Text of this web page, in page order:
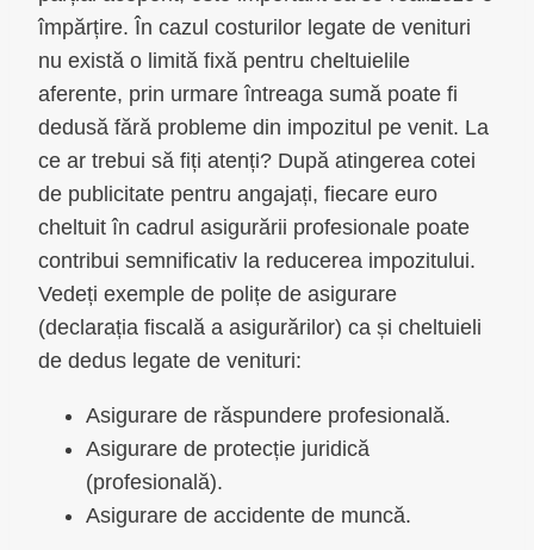
împărțire. În cazul costurilor legate de venituri
nu există o limită fixă pentru cheltuielile
aferente, prin urmare întreaga sumă poate fi
dedusă fără probleme din impozitul pe venit. La
ce ar trebui să fiți atenți? După atingerea cotei
de publicitate pentru angajați, fiecare euro
cheltuit în cadrul asigurării profesionale poate
contribui semnificativ la reducerea impozitului.
Vedeți exemple de polițe de asigurare
(declarația fiscală a asigurărilor) ca și cheltuieli
de dedus legate de venituri:
Asigurare de răspundere profesională.
Asigurare de protecție juridică
(profesională).
Asigurare de accidente de muncă.